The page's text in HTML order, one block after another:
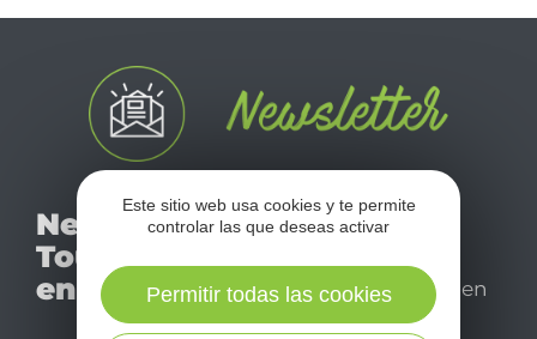
Newsletter
Tourismo
en Aveyron
No se pierda nuestro
mensual newsletter y
disfrutar de su estancia en
Este sitio web usa cookies y te permite
controlar las que deseas activar
Permitir todas las cookies